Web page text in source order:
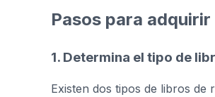
Pasos para
1. Determina el tipo de
Existen dos tipos de libros de